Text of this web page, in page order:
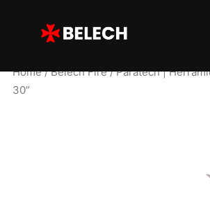
Home/Belech Fire/ Paratech |
30”